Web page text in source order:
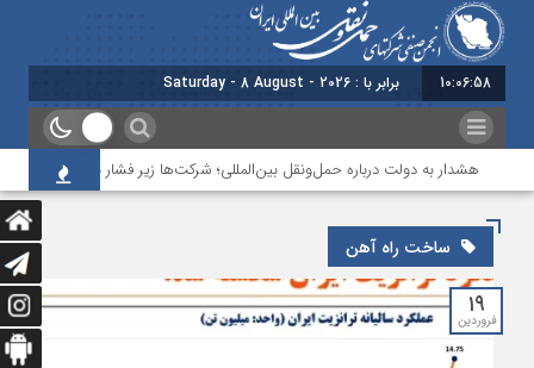
10:06:58 برابر با : Saturday - 8 August - 2026
هشدار به دولت درباره حمل‌ونقل بین‌المللی؛ شرکت‌ها زیر فشار نقدینگی،
ساخت راه آهن
۱۹
فروردین